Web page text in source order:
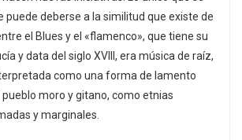
puede deberse a la similitud que existe de
el Blues y el «flamenco», que tiene su
y data del siglo XVIII, era música de raíz,
como una forma de lamento
moro y gitano, como etnias
y marginales.